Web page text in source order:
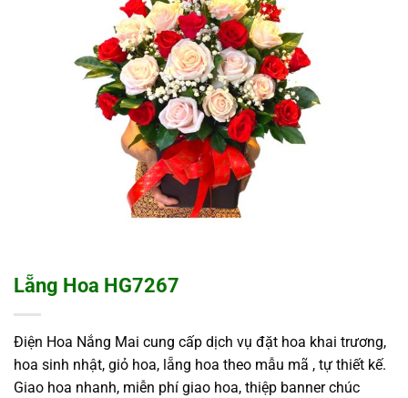
Lẵng Hoa HG7267
Điện Hoa Nắng Mai cung cấp dịch vụ đặt hoa khai trương,
hoa sinh nhật, giỏ hoa, lẵng hoa theo mẫu mã , tự thiết kế.
Giao hoa nhanh, miễn phí giao hoa, thiệp banner chúc